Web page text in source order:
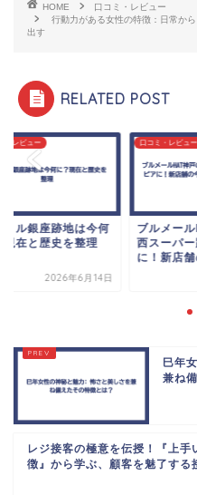
HOME
口コミ・レビュー
行動力がある女性の特徴：日常か
出す
RELATED POST
・レビュー
トル銀座跡地は今何
現在と歴史を整理
2026年6月14日
口コミ・レビュー
ブルメー
西スーパ
に！新店
巳年
兼ね
レジ接客の極意を伝授！『上手
徴』から学ぶ、顧客を魅了する